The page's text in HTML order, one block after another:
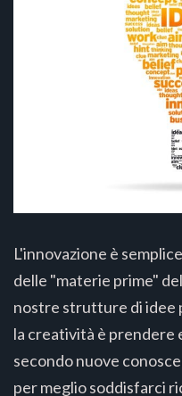
L'innovazione è
delle "materie prime"
nostre strutture di idee
la creatività è prendere
secondo nuove
per meglio soddisfarci